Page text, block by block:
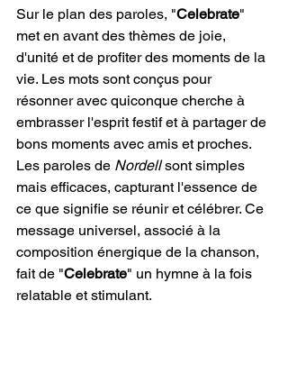
Sur le plan des paroles, "Celebrate"
met en avant des thèmes de joie,
d'unité et de profiter des moments de la
vie. Les mots sont conçus pour
résonner avec quiconque cherche à
embrasser l'esprit festif et à partager de
bons moments avec amis et proches.
Les paroles de Nordell sont simples
mais efficaces, capturant l'essence de
ce que signifie se réunir et célébrer. Ce
message universel, associé à la
composition énergique de la chanson,
fait de "Celebrate" un hymne à la fois
relatable et stimulant.